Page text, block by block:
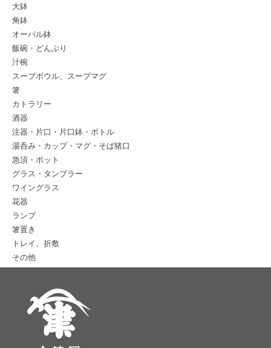
大鉢
角鉢
オーバル鉢
飯碗・どんぶり
汁椀
スープボウル、スープマグ
箸
カトラリー
酒器
注器・片口・片口鉢・ボトル
湯呑み・カップ・マグ・そば猪口
急須・ポット
グラス・タンブラー
ワイングラス
花器
ランプ
箸置き
トレイ、折敷
その他